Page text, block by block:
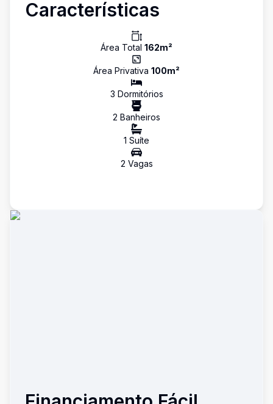
Características
Área Total 162m²
Área Privativa 100m²
3 Dormitórios
2 Banheiros
1 Suíte
2 Vagas